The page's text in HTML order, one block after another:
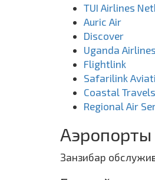
TUI Airlines
Auric Air
Discover
Uganda Airlines
Flightlink
Safarilink
Coastal Travels
Regional Air
Занзибар